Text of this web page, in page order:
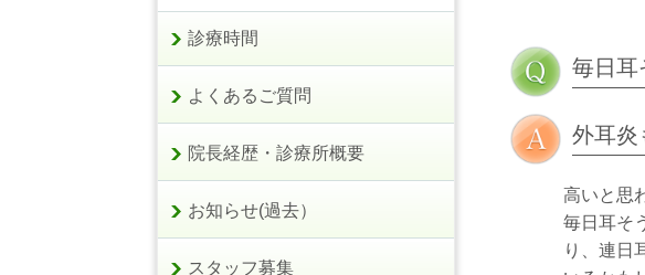
毎日耳
外耳炎
高いと思
毎日耳そ
り、連日
診療時間
よくあるご質問
院長経歴・診療所概要
お知らせ(過去）
スタッフ募集